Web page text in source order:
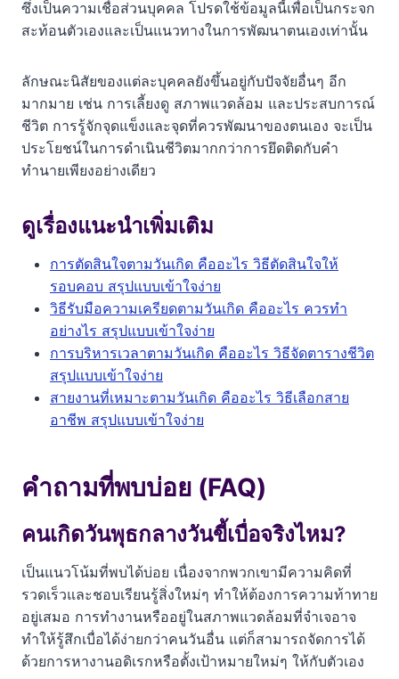
ซึ่งเป็นความเชื่อส่วนบุคคล โปรดใช้ข้อมูลนี้เพื่อเป็นกระจก
สะท้อนตัวเองและเป็นแนวทางในการพัฒนาตนเองเท่านั้น
ลักษณะนิสัยของแต่ละบุคคลยังขึ้นอยู่กับปัจจัยอื่นๆ อีก
มากมาย เช่น การเลี้ยงดู สภาพแวดล้อม และประสบการณ์
ชีวิต การรู้จักจุดแข็งและจุดที่ควรพัฒนาของตนเอง จะเป็น
ประโยชน์ในการดำเนินชีวิตมากกว่าการยึดติดกับคำ
ทำนายเพียงอย่างเดียว
ดูเรื่องแนะนำเพิ่มเติม
การตัดสินใจตามวันเกิด คืออะไร วิธีตัดสินใจให้
รอบคอบ สรุปแบบเข้าใจง่าย
วิธีรับมือความเครียดตามวันเกิด คืออะไร ควรทำ
อย่างไร สรุปแบบเข้าใจง่าย
การบริหารเวลาตามวันเกิด คืออะไร วิธีจัดตารางชีวิต
สรุปแบบเข้าใจง่าย
สายงานที่เหมาะตามวันเกิด คืออะไร วิธีเลือกสาย
อาชีพ สรุปแบบเข้าใจง่าย
คำถามที่พบบ่อย (FAQ)
คนเกิดวันพุธกลางวันขี้เบื่อจริงไหม?
เป็นแนวโน้มที่พบได้บ่อย เนื่องจากพวกเขามีความคิดที่
รวดเร็วและชอบเรียนรู้สิ่งใหม่ๆ ทำให้ต้องการความท้าทาย
อยู่เสมอ การทำงานหรืออยู่ในสภาพแวดล้อมที่จำเจอาจ
ทำให้รู้สึกเบื่อได้ง่ายกว่าคนวันอื่น แต่ก็สามารถจัดการได้
ด้วยการหางานอดิเรกหรือตั้งเป้าหมายใหม่ๆ ให้กับตัวเอง